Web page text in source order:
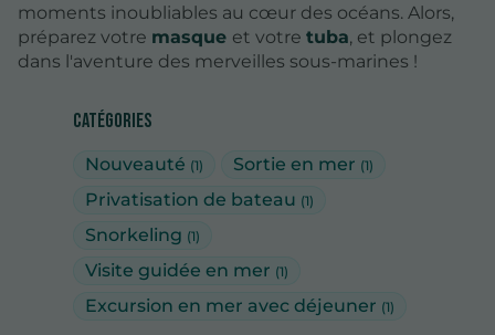
Catégories
Nouveauté (1) Sortie en mer (1)
Privatisation de bateau (1)
Snorkeling (1)
Visite guidée en mer (1)
Excursion en mer avec déjeuner (1)
moments inoubliables au cœur des océans. Alors,
préparez votre masque et votre tuba, et plongez
dans l'aventure des merveilles sous-marines !